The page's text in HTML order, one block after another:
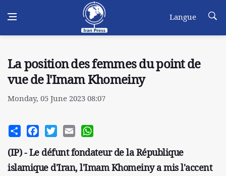
Langue
La position des femmes du point de
vue de l'Imam Khomeiny
Monday, 05 June 2023 08:07
Share FacebookTwitterEmail
(IP) - Le défunt fondateur de la République
islamique d'Iran, l'Imam Khomeiny a mis l'accent